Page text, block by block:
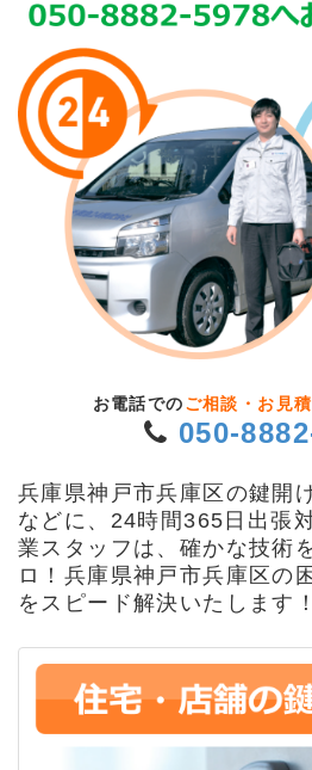
お電話での ご相談・お見
050-
兵庫県神戸市兵庫区の鍵開
などに、24時間365日出張
業スタッフは、確かな技術
ロ！兵庫県神戸市兵庫区の
をスピード解決いたします！